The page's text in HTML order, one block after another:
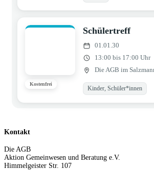
Kostenfrei
Schülertreff
01.01.30
13:00 bis 17:00 Uhr
Die AGB im
Kinder, Schüler*innen
Kontakt
Die AGB
Aktion Gemeinwesen und Beratung e.V.
Himmelgeister Str. 107